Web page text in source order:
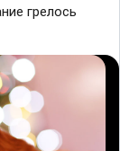
грелось